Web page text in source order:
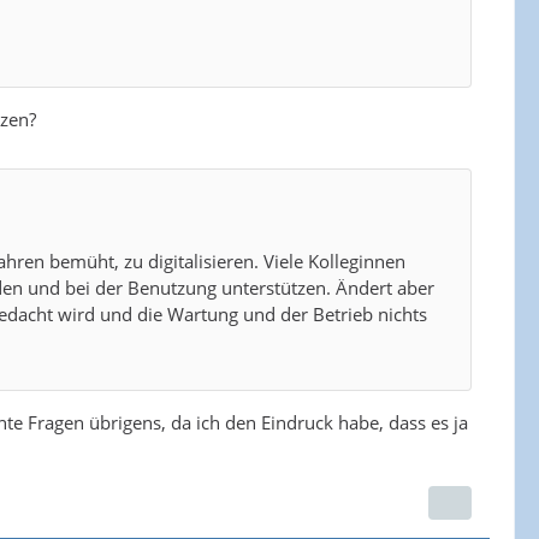
bemüht, zu digitalisieren. Viele Kolleginnen
und bei der Benutzung unterstützen. Ändert aber
wird und die Wartung und der Betrieb nichts
Fragen übrigens, da ich den Eindruck habe, dass es ja